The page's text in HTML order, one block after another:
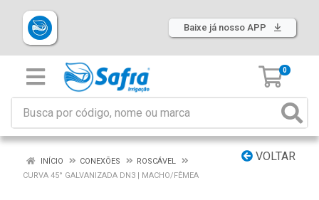
Baixe já nosso APP
0
VOLTAR
INÍCIO CONEXÕES
ROSCÁVEL
CURVA 45° GALVANIZADA DN3 | MACHO/FÊMEA